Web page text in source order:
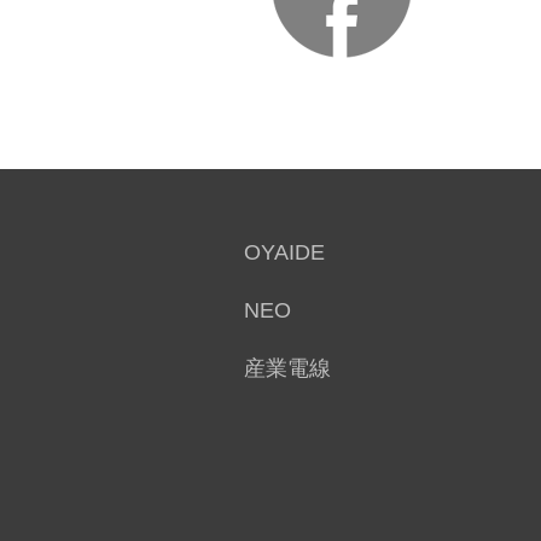
OYAIDE
NEO
産業電線